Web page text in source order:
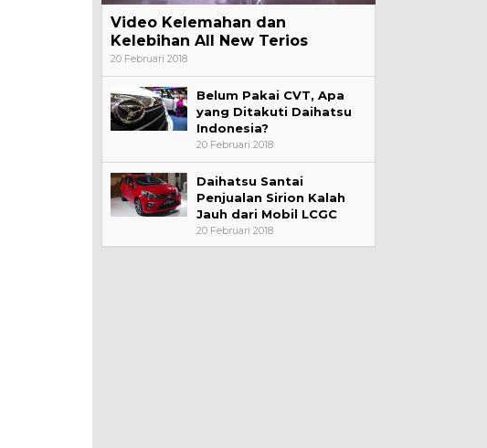
Video Kelemahan dan
Kelebihan All New Terios
20 Februari 2018
Belum Pakai CVT, Apa
yang Ditakuti Daihatsu
Indonesia?
20 Februari 2018
Daihatsu Santai
Penjualan Sirion Kalah
Jauh dari Mobil LCGC
20 Februari 2018